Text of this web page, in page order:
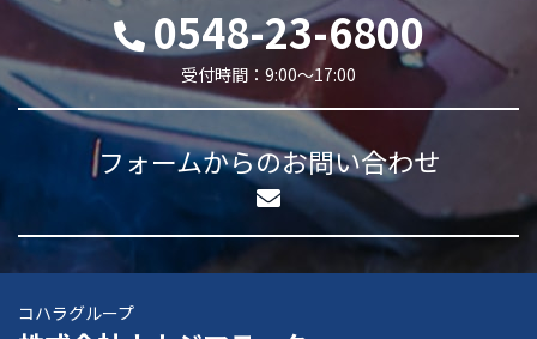
0548-23-6800
受付時間：9:00～17:00
フォームからのお問い合わせ
コハラグループ